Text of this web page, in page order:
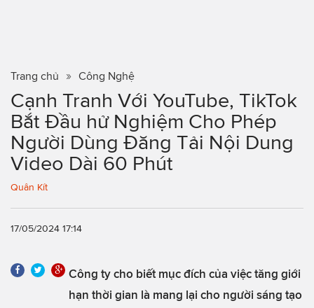
Trang chủ Công Nghệ
Cạnh Tranh Với YouTube, TikTok
Bắt Đầu hử Nghiệm Cho Phép
Người Dùng Đăng Tải Nội Dung
Video Dài 60 Phút
Quân Kít
17/05/2024 17:14
Công ty cho biết mục đích của việc tăng giới
hạn thời gian là mang lại cho người sáng tạo